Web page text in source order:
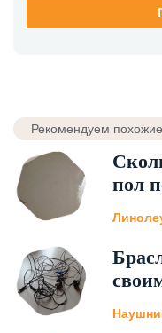
Рекомендуем
пол